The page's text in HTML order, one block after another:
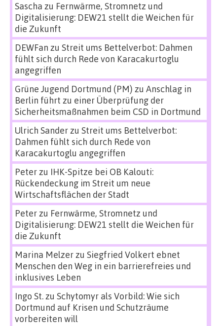
Sascha zu Fernwärme, Stromnetz und
Digitalisierung: DEW21 stellt die Weichen für
die Zukunft
DEWFan zu Streit ums Bettelverbot: Dahmen
fühlt sich durch Rede von Karacakurtoglu
angegriffen
Grüne Jugend Dortmund (PM) zu Anschlag in
Berlin führt zu einer Überprüfung der
Sicherheitsmaßnahmen beim CSD in Dortmund
Ulrich Sanderzu Streit ums Bettelverbot:
Dahmen fühlt sich durch Rede von
Karacakurtoglu angegriffen
Peterzu IHK-Spitze bei OB Kalouti:
Rückendeckung im Streit um neue
Wirtschaftsflächen der Stadt
Peterzu Fernwärme, Stromnetz und
Digitalisierung: DEW21 stellt die Weichen für
die Zukunft
Marina Melzerzu Siegfried Volkert ebnet
Menschen den Weg in ein barrierefreies und
inklusives Leben
Ingo St.zu Schytomyr als Vorbild: Wie sich
Dortmund auf Krisen und Schutzräume
vorbereiten will